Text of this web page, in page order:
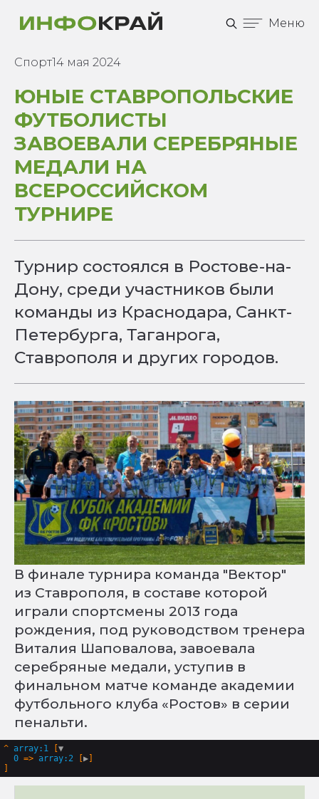
Меню
Спорт14 мая 2024
ЮНЫЕ СТАВРОПОЛЬСКИЕ
ФУТБОЛИСТЫ
ЗАВОЕВАЛИ СЕРЕБРЯНЫЕ
МЕДАЛИ НА
ВСЕРОССИЙСКОМ
ТУРНИРЕ
Турнир состоялся в Ростове-на-
Дону, среди участников были
команды из Краснодара, Санкт-
Петербурга, Таганрога,
Ставрополя и других городов.
В финале турнира команда "Вектор"
из Ставрополя, в составе которой
играли спортсмены 2013 года
рождения, под руководством тренера
Виталия Шаповалова, завоевала
серебряные медали, уступив в
финальном матче команде академии
футбольного клуба «Ростов» в серии
пенальти.
^ array:1 [▼
0 => array:2 [▶